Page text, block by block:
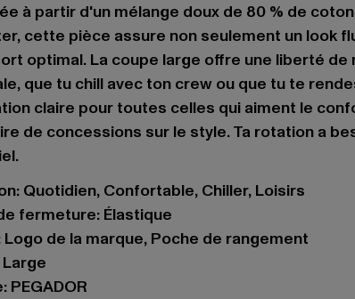
à partir d'un mélange doux de 80 % de
cette pièce assure non seulement un look
optimal. La coupe large offre une liberté de
que tu chill avec ton crew ou que tu te
claire pour toutes celles qui aiment le
de concessions sur le style. Ta rotation a
Quotidien, Confortable, Chiller, Loisirs
fermeture: Élastique
Logo de la marque, Poche de rangement
PEGADOR